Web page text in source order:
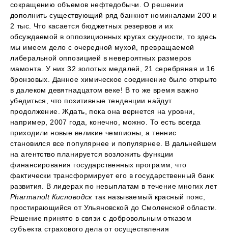
сокращению объемов нефтедобычи. О решении
дополнить существующий ряд банкнот номиналами 200 и
2 тыс. Что касается бюджетных резервов и их
обсуждаемой в оппозиционных кругах скудности, то здесь
мы имеем дело с очередной мухой, превращаемой
либеральной оппозицией в невероятных размеров
мамонта. У них 32 золотых медалей, 21 серебряная и 16
бронзовых. Данное химическое соединение было открыто
в далеком девятнадцатом веке! В то же время важно
убедиться, что позитивные тенденции найдут
продолжение. Ждать, пока она вернется на уровни,
например, 2007 года, конечно, можно. То есть всегда
приходили новые великие чемпионы, а теннис
становился все популярнее и популярнее. В дальнейшем
на агентство планируется возложить функции
финансирования государственных программ, что
фактически трансформирует его в государственный банк
развития. В лидерах по невыплатам в течение многих лет
Pharmanolt Кисловодск так называемый красный пояс,
простирающийся от Ульяновской до Смоленской области.
Решение принято в связи с добровольным отказом
субъекта страхового дела от осуществления